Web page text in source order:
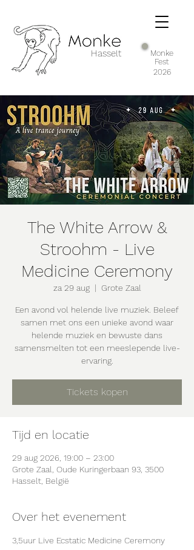
Hasselt
Monke
Fest
2026
The White Arrow &
Stroohm - Live
Medicine Ceremony
za 29 aug
  |
Grote Zaal
Een avond vol helende live muziek. Beleef
samen met ons een unieke avond waar
helende muziek en bewuste dans
samensmelten tot een meeslepende live-
ervaring.
Tickets kopen
Tijd en locatie
29 aug 2026, 19:00 – 23:00
Grote Zaal, Oude Kuringerbaan 93, 3500
Hasselt, België
Over het evenement
3,5uur Live Ecstatic Medicine Ceremony